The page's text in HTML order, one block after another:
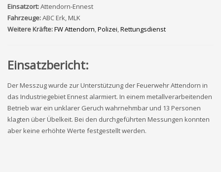
Einsatzort:Attendorn-Ennest
Fahrzeuge:ABC Erk, MLK
Weitere Kräfte:FW Attendorn,Polizei,Rettungsdienst
Einsatzbericht:
Der Messzug wurde zur Unterstützung der Feuerwehr Attendorn in
das Industriegebiet Ennest alarmiert. In einem metallverarbeitenden
Betrieb war ein unklarer Geruch wahrnehmbar und 13 Personen
klagten über Übelkeit. Bei den durchgeführten Messungen konnten
aber keine erhöhte Werte festgestellt werden.